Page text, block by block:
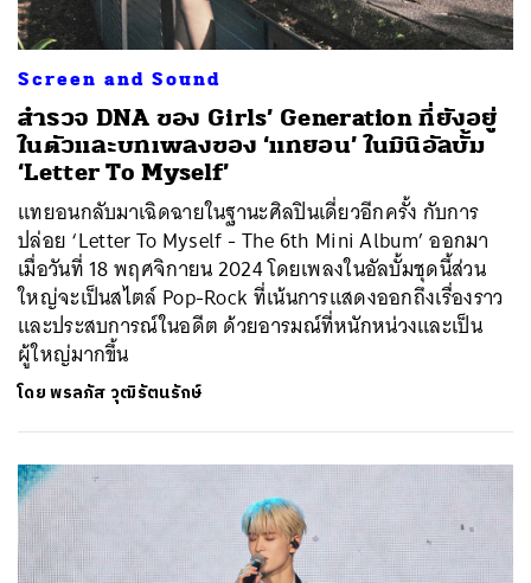
Screen and Sound
สำรวจ DNA ของ Girls’ Generation ที่ยังอยู่
ในตัวและบทเพลงของ ‘แทยอน’ ในมินิอัลบั้ม
‘Letter To Myself’
แทยอนกลับมาเฉิดฉายในฐานะศิลปินเดี่ยวอีกครั้ง กับการ
ปล่อย ‘Letter To Myself - The 6th Mini Album’ ออกมา
เมื่อวันที่ 18 พฤศจิกายน 2024 โดยเพลงในอัลบั้มชุดนี้ส่วน
ใหญ่จะเป็นสไตล์ Pop-Rock ที่เน้นการแสดงออกถึงเรื่องราว
และประสบการณ์ในอดีต ด้วยอารมณ์ที่หนักหน่วงและเป็น
ผู้ใหญ่มากขึ้น
โดยพรลภัส วุฒิรัตนรักษ์